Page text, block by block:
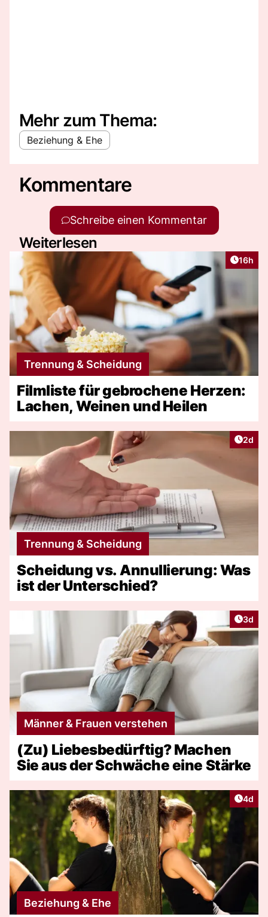
Mehr zum Thema:
Beziehung & Ehe
Kommentare
Schreibe einen Kommentar
Weiterlesen
Artikel
16h
Trennung & Scheidung
Filmliste für gebrochene Herzen:
Lachen, Weinen und Heilen
2d
Trennung & Scheidung
Scheidung vs. Annullierung: Was
ist der Unterschied?
3d
Männer & Frauen verstehen
(Zu) Liebesbedürftig? Machen
Sie aus der Schwäche eine Stärke
4d
Beziehung & Ehe